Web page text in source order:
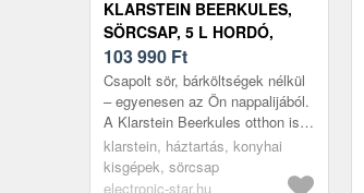
KLARSTEIN BEERKULES,
SÖRCSAP, 5 L HORDÓ,
KOMPRESSZOR, 120 W,
FEKETE
103 990 Ft
Csapolt sör, bárköltségek nélkül
– egyenesen az Ön nappalijából.
A Klarstein Beerkules otthon is
valódi kocsmahangulatot teremt:
integrált hűtéssel...
klarstein, háztartás, konyhai
kisgépek, sörcsap
electronic-star.hu